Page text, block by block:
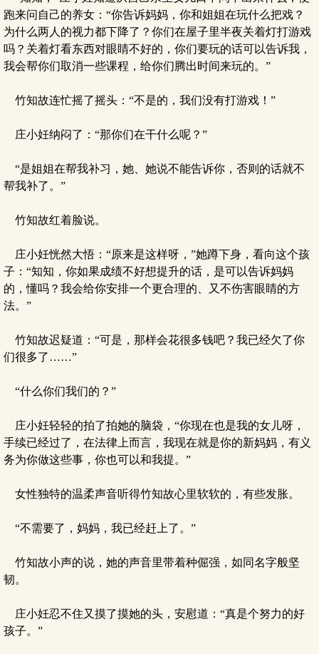
跑来问自己的养女：“你告诉妈妈，你和姐姐在玩什么把戏？
为什么两人的视力都下降了？你们在屋子里半夜关着灯打游戏
吗？关着灯看东西对眼睛不好的，你们要玩的话可以告诉我，
我会帮你们取消一些课程，给你们腾出时间来玩的。”
竹知故连忙摇了摇头：“不是的，我们没有打游戏！”
庄小妊纳闷了：“那你们在干什么呢？”
“是姐姐在帮我补习，她、她说不能告诉你，否则的话就不
帮我补了。”
竹知故红着脸说。
庄小妊恍然大悟：“原来是这样呀，”她蹲下身，看向这个孩
子：“知知，你如果成绩不好想提升的话，是可以告诉妈妈
的，懂吗？我会给你安排一个更合理的、又不伤害眼睛的方
法。”
竹知故迟疑道：“可是，那样会花很多钱吧？我已经欠了你
们很多了……”
“什么你们我们的？”
庄小妊轻轻的拍了拍她的脑袋，“你现在也是我的女儿呀，
手续已经过了，在法律上而言，我现在就是你的新妈妈，有义
务为你做这些事，你也可以和我提。”
女性独特的温柔声音听得竹知故心里软软的，有些发胀。
“不需要了，妈妈，我已经赶上了。”
竹知故小声的说，她的声音里带着种倔强，如同名字般坚
韧。
庄小妊忍不住又摸了摸她的头，安慰道：“真是个努力的好
孩子。”